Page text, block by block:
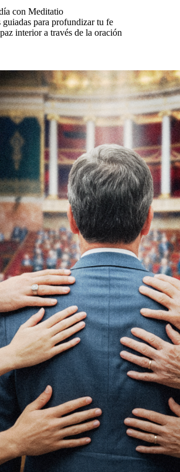
con Meditatio
para profundizar tu fe
interior a través de la oración